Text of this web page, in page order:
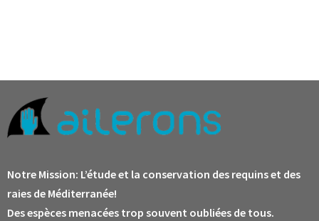
Notre Mission: L’étude et la conservation des requins et des
raies de Méditerranée!
Des espèces menacées trop souvent oubliées de tous.